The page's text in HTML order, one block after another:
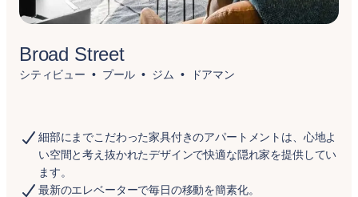
Broad Street
シティビュー プール ジム ドアマン
細部にまでこだわった家具付きのアパートメントは、心地よ
い空間と考え抜かれたデザインで快適な隠れ家を提供してい
ます。
最新のエレベーターで毎日の移動を簡素化。